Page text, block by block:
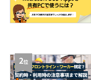
2位